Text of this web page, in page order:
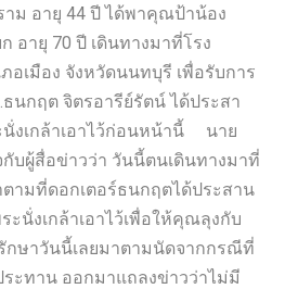
ม อายุ 44 ปี ได้พาคุณป้าน้อง
อายุ 70 ปี เดินทางมาที่โรง
อเมือง จังหวัดนนทบุรี เพื่อรับการ
นกฤต จิตรอารีย์รัตน์ ได้ประสา
นั่งเกล้าเอาไว้ก่อนหน้านี้ นาย
บผู้สื่อข่าวว่า วันนี้ตนเดินทางมาที่
ตามที่ดอกเตอร์ธนกฤตได้ประสาน
ะนั่งเกล้าเอาไว้เพื่อให้คุณลุงกับ
ษาวันนี้เลยมาตามนัดจากกรณีที่
ะทาน ออกมาแถลงข่าวว่าไม่มี